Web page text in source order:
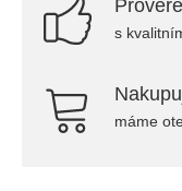
s
máme